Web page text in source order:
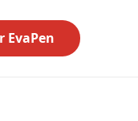
EvaPen